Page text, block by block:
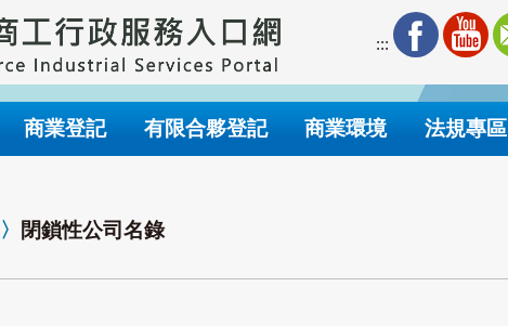
:::
商業登記 有限合夥登記 商業環境 法規專區
〉 閉鎖性公司名錄